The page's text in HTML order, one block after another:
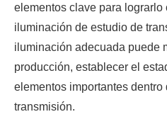
elementos clave para lograrlo
iluminación de estudio de
iluminación adecuada puede
producción, establecer el
elementos importantes dentro
transmisión.